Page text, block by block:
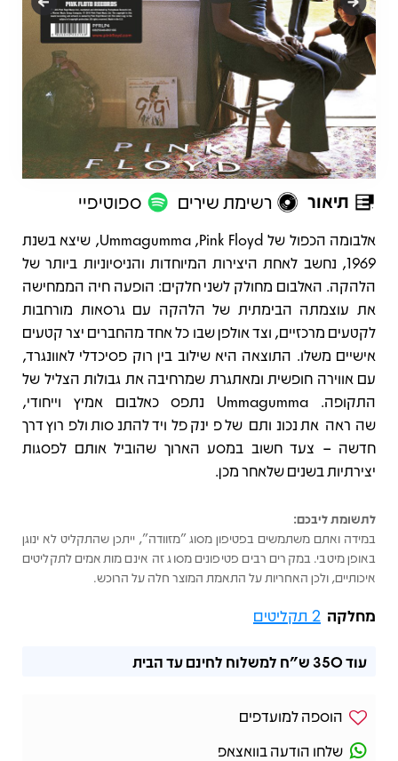
תיאור רשימת שירים ספוטיפיי
תיאור
אלבומה הכפול של Pink Floyd, ‏Ummagumma, שיצא בשנת
1969, נחשב לאחת היצירות המיוחדות והניסיוניות ביותר של
הלהקה. האלבום מחולק לשני חלקים: הופעה חיה הממחישה
את עוצמתה הבימתית של הלהקה עם גרסאות מורחבות
לקטעים מרכזיים, וצד אולפן שבו כל אחד מהחברים יצר קטעים
אישיים משלו. התוצאה היא שילוב בין רוק פסיכדלי לאוונגרד,
עם אווירה חופשית ומאתגרת שמרחיבה את גבולות הצליל של
התקופה. Ummagumma נתפס כאלבום אמיץ וייחודי,
שהראה את נכונותם של פינק פלויד להתנסות ולפרוץ דרך
חדשה – צעד חשוב במסע הארוך שהוביל אותם לפסגות
יצירתיות בשנים שלאחר מכן.
לתשומת ליבכם:
במידה ואתם משתמשים בפטיפון מסוג "מזוודה", ייתכן שהתקליט לא ינוגן
באופן מיטבי. במקרים רבים פטיפונים מסוג זה אינם מותאמים לתקליטים
איכותיים, ולכן האחריות על התאמת המוצר חלה על הרוכש.
מחלקה 2 תקליטים
עוד350 ש"ח למשלוח לחינם עד הבית
הוספה למועדפים
שלחו הודעה בוואצאפ